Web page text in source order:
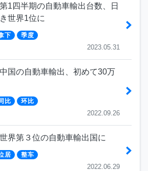
1四半期の自動車輸出台数、日
世界1位に
下 季度
2023.05.31
国の自動車輸出、初めて30万
比 环比
2022.09.26
界第３位の自動車輸出国に
居 整车
2022.06.29